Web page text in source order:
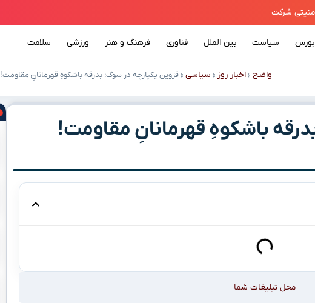
بورس سیاست بین الملل فناوری فرهنگ و هنر ورزشی سلامت
واضح »اخبار روز » سیاسی »قزوین یکپارچه در سوگ: بدرقه باشکوهِ قهرمانانِ مقاومت!
باشکوهِ قهرمانانِ مقاومت!
محل تبلیغات شما